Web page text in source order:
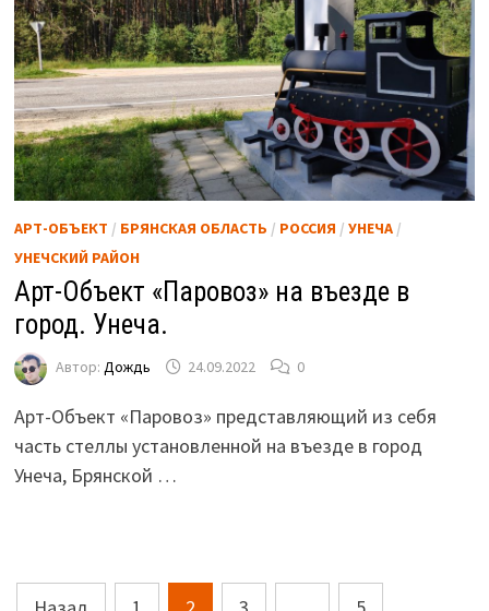
АРТ-ОБЪЕКТ / БРЯНСКАЯ ОБЛАСТЬ / РОССИЯ / УНЕЧА/
УНЕЧСКИЙ РАЙОН
Арт-Объект «Паровоз» на въезде в
город. Унеча.
Автор: Дождь 24.09.2022 0
Арт-Объект «Паровоз» представляющий из себя
часть стеллы установленной на въезде в город
Унеча, Брянской …
Пагинация